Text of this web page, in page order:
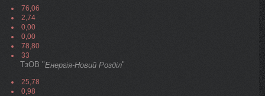
76,06
2,74
0,00
0,00
78,80
33
ТзОВ "Енергія-Новий Розділ"
25,78
0,98